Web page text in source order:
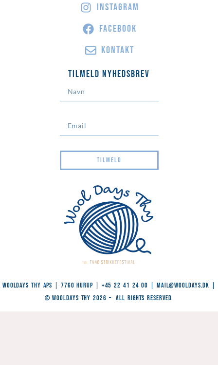
INSTAGRAM
FACEBOOK
KONTAKT
Tilmeld Nyhedsbrev
TILMELD
WoolDays Thy ApS | 7760 Hurup | +45 22 41 24 00 | Mail@wooldays.dk
© WoolDays Thy 2026 – All Rights Reserved.